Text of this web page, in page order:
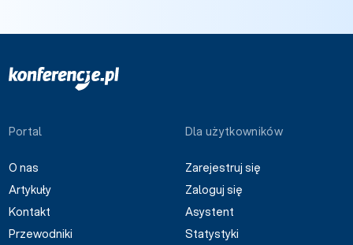
Portal
O nas
Artykuły
Kontakt
Przewodniki
Dla użytkowników
Zarejestruj się
Zaloguj się
Asystent
Statystyki